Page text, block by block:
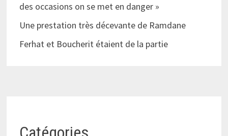
des occasions on se met en danger »
Une prestation très décevante de Ramdane
Ferhat et Boucherit étaient de la partie